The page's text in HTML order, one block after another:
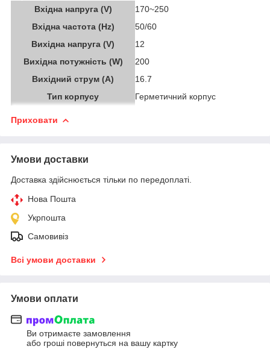
Вхідна напруга (V)
170~250
Вхідна частота (Hz)
50/60
Вихідна напруга (V)
12
Вихідна потужність (W)
200
Вихідний струм (A)
16.7
Тип корпусу
Герметичний корпус
Приховати
Умови доставки
Доставка здійснюється тільки по передоплаті.
Нова Пошта
Укрпошта
Самовивіз
Всі умови доставки
Умови оплати
Ви отримаєте замовлення
або гроші повернуться на вашу картку